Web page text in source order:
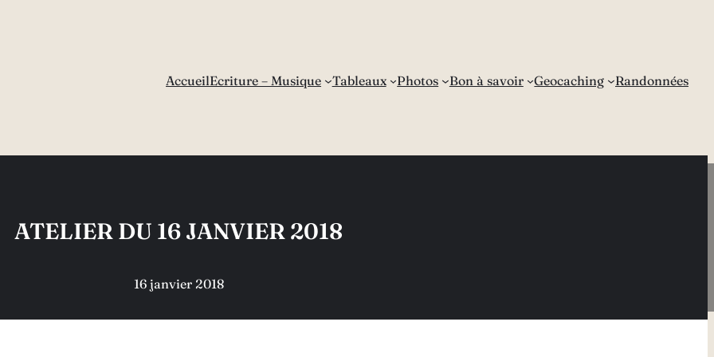
AccueilEcriture – Musique Tableaux Photos Bon à savoir Geocaching Randonnées
ATELIER DU 16 JANVIER 2018
16 janvier 2018